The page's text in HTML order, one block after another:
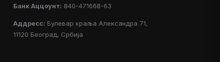
Банк Аццоунт: 840-471668-63
Аддресс: Булевар краља Александра 71,
11120 Београд, Србија